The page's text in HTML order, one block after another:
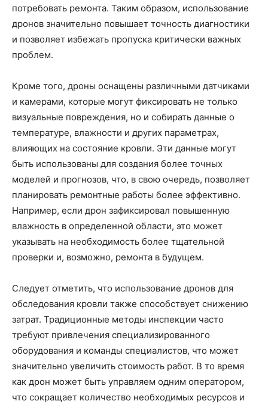
потребовать ремонта. Таким образом, использование
дронов значительно повышает точность диагностики
и позволяет избежать пропуска критически важных
проблем.
Кроме того, дроны оснащены различными датчиками
и камерами, которые могут фиксировать не только
визуальные повреждения, но и собирать данные о
температуре, влажности и других параметрах,
влияющих на состояние кровли. Эти данные могут
быть использованы для создания более точных
моделей и прогнозов, что, в свою очередь, позволяет
планировать ремонтные работы более эффективно.
Например, если дрон зафиксировал повышенную
влажность в определенной области, это может
указывать на необходимость более тщательной
проверки и, возможно, ремонта в будущем.
Следует отметить, что использование дронов для
обследования кровли также способствует снижению
затрат. Традиционные методы инспекции часто
требуют привлечения специализированного
оборудования и команды специалистов, что может
значительно увеличить стоимость работ. В то время
как дрон может быть управляем одним оператором,
что сокращает количество необходимых ресурсов и